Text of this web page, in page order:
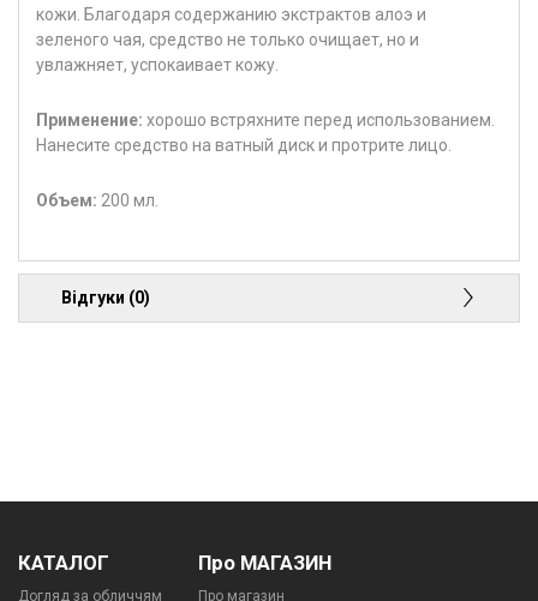
кожи. Благодаря содержанию экстрактов алоэ и
зеленого чая, средство не только очищает, но и
увлажняет, успокаивает кожу.
Применение: хорошо встряхните перед использованием.
Нанесите средство на ватный диск и протрите лицо.
Объем: 200 мл.
Відгуки (0)
КАТАЛОГ
Догляд за обличчям
Про МАГАЗИН
Про магазин